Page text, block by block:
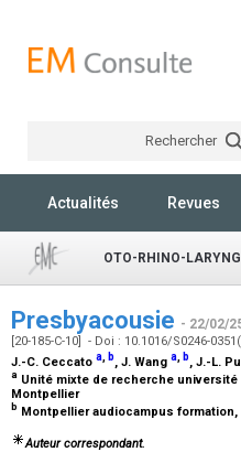
Rechercher
Actualités Revues
OTO-RHINO-
Presbyacousie - 22/02/
[20-185-C-10] - Doi : 10.1016/S0246-
J.-C. Ceccato a, b, J. Wang a, b, J.-L.
a Unité mixte de recherche
Montpellier
b Montpellier audiocampus
Auteur correspondant.